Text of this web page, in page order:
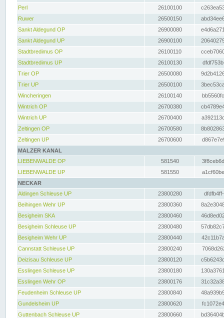
Perl
26100100
Ruwer
26500150
Sankt Aldegund OP
26900080
Sankt Aldegund UP
26900100
Stadtbredimus OP
26100110
Stadtbredimus UP
26100130
Trier OP
26500080
Trier UP
26500100
Wincheringen
26100140
Wintrich OP
26700380
Wintrich UP
26700400
Zeltingen OP
26700580
Zeltingen UP
26700600
MALZER KANAL
LIEBENWALDE OP
581540
LIEBENWALDE UP
581550
NECKAR
Aldingen Schleuse UP
23800280
Beihingen Wehr UP
23800360
Besigheim SKA
23800460
Besigheim Schleuse UP
23800480
Besigheim Wehr UP
23800440
Cannstatt Schleuse UP
23800240
Deizisau Schleuse UP
23800120
Esslingen Schleuse UP
23800180
Esslingen Wehr OP
23800176
Feudenheim Schleuse UP
23800840
Gundelsheim UP
23800620
Guttenbach Schleuse UP
23800660